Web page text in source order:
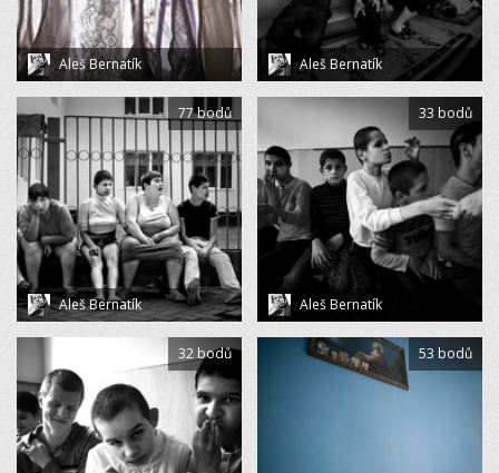
Aleš Bernatík Aleš Bernatík
Aleš Bernatík
77 bodů
Aleš Bernatík
33 bodů
32 bodů 53 bodů